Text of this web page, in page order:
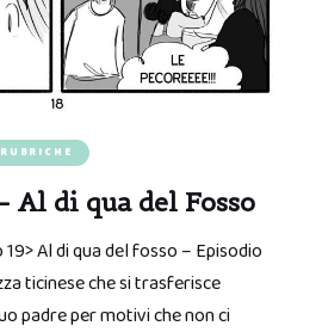
RUBRICHE
Al di qua del Fosso
Al di qua del fosso – Episodio
ticinese che si trasferisce
padre per motivi che non ci